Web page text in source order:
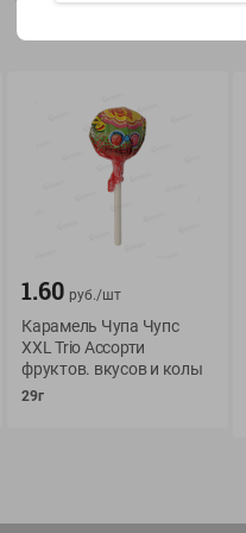
Условия доставки
Возврат товара
Оформление заказа
1.60 руб./шт
Карамель Чупа Чупс
XXL Trio Ассорти
фруктов. вкусов и колы
29г